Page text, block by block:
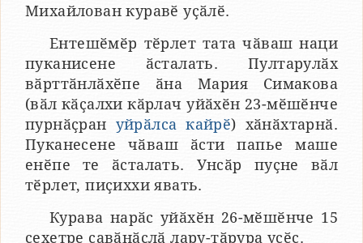
Михайлован куравӗ уҫӑлӗ.
Ентешӗмӗр тӗрлет тата чӑваш наци
пуканисене ӑсталать. Пултарулӑх
вӑрттӑнлӑхӗпе ӑна Мария Симакова
(вӑл кӑҫалхи кӑрлач уйӑхӗн 23-мӗшӗнче
пурнӑҫран уйрӑлса кайрӗ) хӑнӑхтарнӑ.
Пуканесене чӑваш ӑсти папье маше
енӗпе те ӑсталать. Унсӑр пуҫне вӑл
тӗрлет, пиҫиххи явать.
Курава нарӑс уйӑхӗн 26-мӗшӗнче 15
сехетре савӑнӑҫлӑ лару-тӑрура уҫӗҫ.